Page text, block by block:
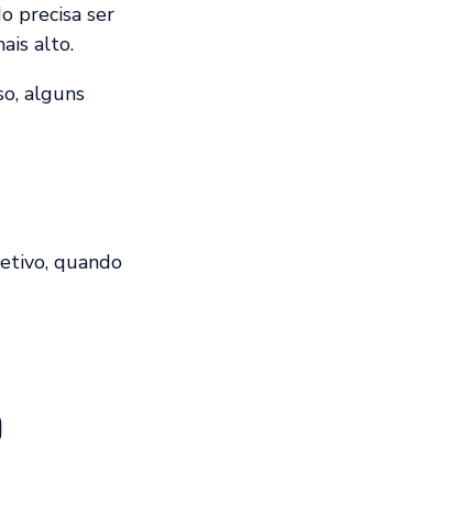
precisa ser
alto.
alguns
quando